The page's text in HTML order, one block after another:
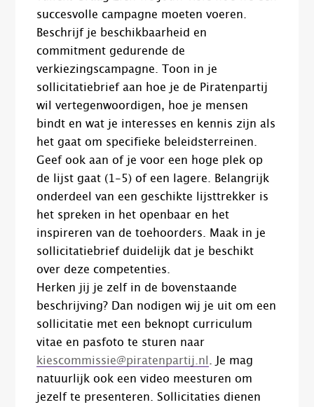
succesvolle campagne moeten voeren.
Beschrijf je beschikbaarheid en
commitment gedurende de
verkiezingscampagne. Toon in je
sollicitatiebrief aan hoe je de Piratenpartij
wil vertegenwoordigen, hoe je mensen
bindt en wat je interesses en kennis zijn als
het gaat om specifieke beleidsterreinen.
Geef ook aan of je voor een hoge plek op
de lijst gaat (1-5) of een lagere. Belangrijk
onderdeel van een geschikte lijsttrekker is
het spreken in het openbaar en het
inspireren van de toehoorders. Maak in je
sollicitatiebrief duidelijk dat je beschikt
over deze competenties.
Herken jij je zelf in de bovenstaande
beschrijving? Dan nodigen wij je uit om een
sollicitatie met een beknopt curriculum
vitae en pasfoto te sturen naar
kiescommissie@piratenpartij.nl . Je mag
natuurlijk ook een video meesturen om
jezelf te presenteren. Sollicitaties dienen